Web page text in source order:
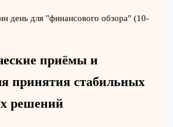
день для "финансового обзора" (10-
приёмы и
принятия стабильных
решений